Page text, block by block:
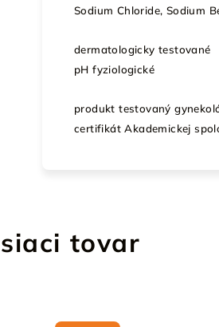
Sodium Chloride, Sodium
dermatologicky testované
pH fyziologické
produkt testovaný
certifikát Akademickej
tovar